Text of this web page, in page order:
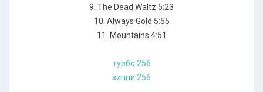
9. The Dead Waltz 5:23
10. Always Gold 5:55
11. Mountains 4:51
турбо 256
зиппи 256